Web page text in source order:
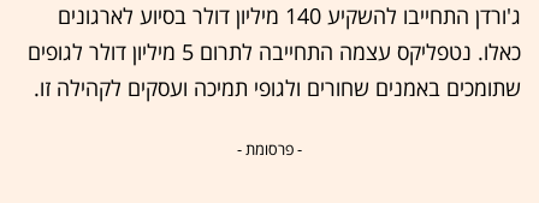
ג'ורדן התחייבו להשקיע 140 מיליון דולר בסיוע לארגונים
כאלו. נטפליקס עצמה התחייבה לתרום 5 מיליון דולר לגופים
שתומכים באמנים שחורים ולגופי תמיכה ועסקים לקהילה זו.
- פרסומת -